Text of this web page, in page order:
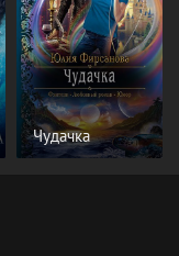
Чудачка